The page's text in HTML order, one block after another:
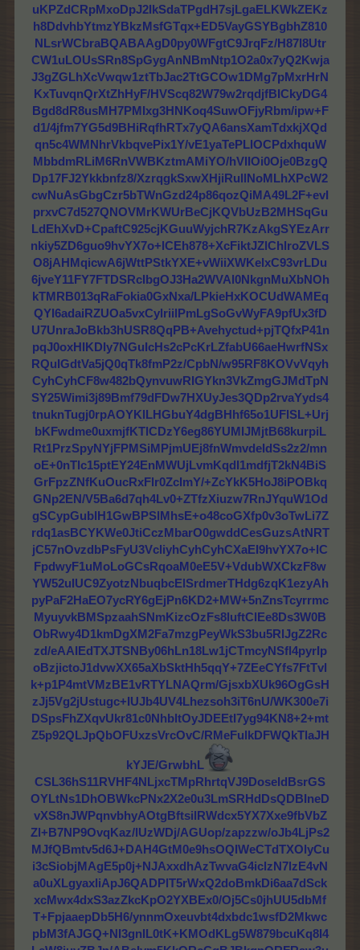
uKPZdCRpMxoDpJ2IkSdaTPgdH7sjLgaELKWkZEKz
h8DdvhbYtmzYBkzMsfGTqx+ED5VayGSYBgbhZ810
NLsrWCbraBQABAAgD0py0WFgtC9JrqFz/H87l8Utr
CW1uLOUsSRn8SpGygAnNBmNtp1O2a0x7yQ2Kwja
J3gZGLhXcVwqw1ztTbJac2TtGCOw1DMg7pMxrHrN
KxTuvqnQrXtZhHyF/HVScq82W79w2rqdjfBICkyDG4
Bgd8dR8usMH7PMIxg3HNKoq4SuwOFjyRbm/ipw+F
d1/4jfm7YG5d9BHiRqfhRTx7yQA6ansXamTdxkjXQd
qn5c4WMNhrVkbqvePix1Y/vE1yaTePLlOCPdxhquW
MbbdmRLiM6RnVWBKztmAMiYO/hVIIOi0Oje0BzgQ
Dp17FJ2Ykkbnfz8/XzrqgkSxwXHjiRullNoMLhXPcW2
cwNuAsGbgCzr5bTWnGzd24p86qozQiMA49L2F+evI
prxvC7d527QNOVMrKWUrBeCjKQVbUzB2MHSqGu
LdEhXvD+CpaftC925cjKGuuWyjchR7KzAkgSYEzArr
nkiy5ZD6guo9hvYX7o+lCEh878+XcFiktJZlChlroZVLS
O8jAHMqicwA6jWttPStkYXE+vWiiXWKelxC93vrLDu
6jveY11FY7FTDSRcIbgOJ3Ha2WVAl0NkgnMuXbNOh
kTMRB013qRaFokia0GxNxa/LPkieHxKOCUdWAMEq
QYI6adaiRZUOa5vxCylriilPmLgSoGvWyFA9pfUx3fD
U7UnraJoBkb3hUSR8QqPB+Avehyctud+pjTQfxP41n
pqJ0oxHIKDIy7NGuIcHs2cPcKrLZfabU66aeHwrfNSx
RQuIGdtVa5jQ0qTk8fmP2z/CpbN/w95RF8KOVvVqyh
CyhCyhCF8w482bQynvuwRIGYkn3VkZmgGJMdTpN
SY25Wimi3j89Bmf79dFDw7HXUyJes3QDp2rvaYyds4
tnuknTugj0rpAOYKlLHGbuY4dgBHhf65o1UFlSL+Urj
bKFwdme0uxmjfKTlCDzY6eg86YUMIJMjtB68kurpiL
Rt1PrzSpyNYjFPMSiMPjmUEj8fnWmvdeIdSs2z2/mn
oE+0nTlc15ptEY24EnMWUjLvmKqdI1mdfjT2kN4BiS
GrFpzZNfKuOucRxFlr0ZcImY/+ZcYkK5HoJ8iPOBkq
GNp2EN/V5Ba6d7qh4Lv0+ZTfzXiuzw7RnJYquW1Od
gSCypGubIH1GwBPSlMhsE+o48coGXfp0v3oTwLi7Z
rdq1asBCYKWe0JtiCczMbarO0gwddCesGuzsAtNRT
jC57nOvzdbPsFyU3VcliyhCyhCyhCXaEI9hvYX7o+lC
FpdwyF1uMoLoGCsRqoaM0eE5V+VdubWXCkzF8w
YW52uIUC9ZyotzNbuqbcElSrdmerTHdg6zqK1ezyAh
pyPaF2HaEO7ycRY6gEjPn6KD2+MW+5nZnsTcyrrmc
MyuyvkBMSpzaahSNmKizcOzFs8luftClEe8Ds3W0B
ObRwy4D1kmDgXM2Fa7mzgPeyWkS3bu5RlJgZ2Rc
zd/eAAIEdTXJTSNBy06hLn18Lw1jCTmcyNSfl4pyrIp
oBzjictoJ1dvwXX65aXbSktHh5qqY+7ZEeCYfs7FtTvl
k+p1P4mtVMzBE1vRTYLNAQrm/GjsxbXUk96OgGsH
zJj5Vg2jUstugc+IUJb4UV4Lhezsoh3iT6nU/WK300e7i
DSpsFhZXqvUkr81c0NhbltOyJDEEtI7yg94KN8+2+mt
Z5p92QLJpQbOFUxzsVrcOvC/RMeFulkDFWQkTlaJH
kYJE/GrwbhL
CSL36hS11RVHF4NLjxcTMpRhrtqVJ9DoseldBsrGS
OYLtNs1DhOBWkcPNx2X2e0u3LmSRHdDsQDBIneD
vXS8nJWPqnvbhyAOtgBftsilRWdcx5YX7Xxe9fbVbZ
Zl+B7NP9OvqKaz/lUzWDj/AGUop/zapzzw/oJb4LjPs2
MJfQBmtv5d6J+DAH4GtM0e9hsOQIWeCTdTXOlyCu
i3cSiobjMAgE5p0j+NJAxxdhAzTwvaG4iclzN7lzE4vN
a0uXLgyaxliApJ6QADPlT5rWxQ2doBmkDi6aa7dSck
xcMwx4dxS3azZkcKpO2YXBEx0/Oj5Cs0jhUU5dbMf
T+FpjaaepDb5H6/ynnmOxeuvbt4dxbdc1wsfD2Mkwc
pbM3fAJGQ+NI3gnIL0tK+KMOdKLg5W879bcuKq8I4